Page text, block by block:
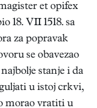
et opifex
18. VII 1518. sa
za popravak
se obavezao
stanje i da
u istoj crkvi,
morao vratiti u